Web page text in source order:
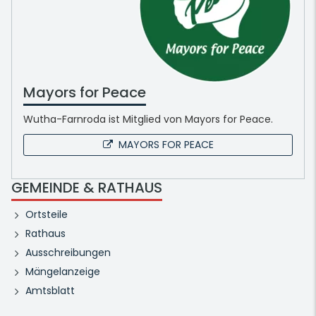
Mayors for Peace
Wutha-Farnroda ist Mitglied von Mayors for Peace.
MAYORS FOR PEACE
GEMEINDE & RATHAUS
Ortsteile
Rathaus
Ausschreibungen
Mängelanzeige
Amtsblatt